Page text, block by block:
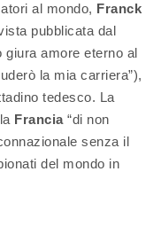
al mondo, Franck
pubblicata dal
giura amore eterno al
la mia carriera”),
tedesco. La
Francia“di non
senza il
del mondo in